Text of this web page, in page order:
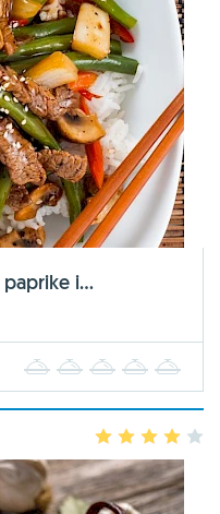
i...
2 3 4
2 3 4